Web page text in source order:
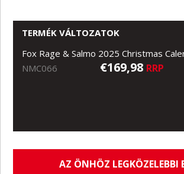
TERMÉK VÁLTOZATOK
Fox Rage & Salmo 2025 Christmas
NMC066
€169,98 RRP
AZ ÖNHÖZ LEGKÖZELEBBI